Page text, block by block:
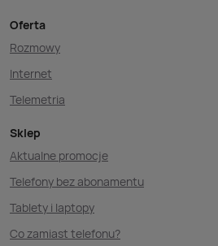
Oferta
Rozmowy
Internet
Telemetria
Sklep
Aktualne promocje
Telefony bez abonamentu
Tablety i laptopy
Co zamiast telefonu?